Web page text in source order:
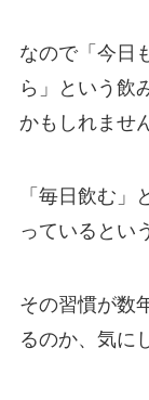
なので「今日
ら」という飲
かもしれませ
「毎日飲む
っているとい
その習慣が数
るのか、気に